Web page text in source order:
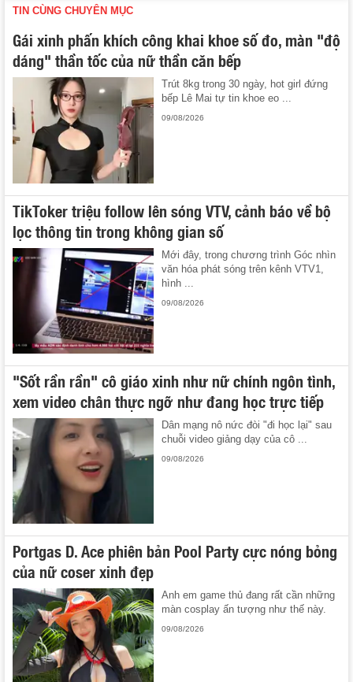
TIN CÙNG CHUYÊN MỤC
Gái xinh phấn khích công khai khoe số đo, màn "độ
dáng" thần tốc của nữ thần căn bếp
Trút 8kg trong 30 ngày, hot girl đứng
bếp Lê Mai tự tin khoe eo ...
09/08/2026
TikToker triệu follow lên sóng VTV, cảnh báo về bộ
lọc thông tin trong không gian số
Mới đây, trong chương trình Góc nhìn
văn hóa phát sóng trên kênh VTV1,
hình ...
09/08/2026
"Sốt rần rần" cô giáo xinh như nữ chính ngôn tình,
xem video chân thực ngỡ như đang học trực tiếp
Dân mạng nô nức đòi "đi học lại" sau
chuỗi video giảng dạy của cô ...
09/08/2026
Portgas D. Ace phiên bản Pool Party cực nóng bỏng
của nữ coser xinh đẹp
Anh em game thủ đang rất cần những
màn cosplay ấn tượng như thế này.
09/08/2026